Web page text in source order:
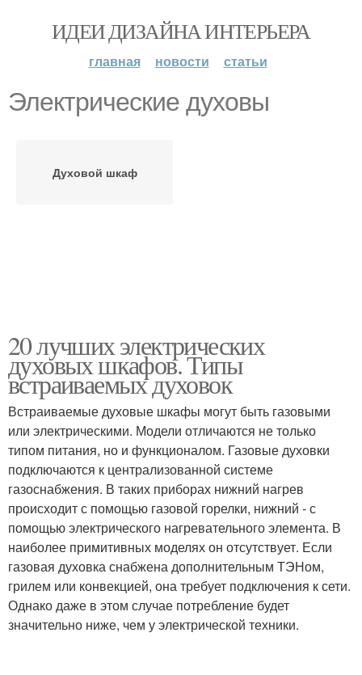
ИДЕИ ДИЗАЙНА ИНТЕРЬЕРА
главная новости статьи
Электрические духовы
Духовой шкаф
20 лучших электрических
духовых шкафов. Типы
встраиваемых духовок
Встраиваемые духовые шкафы могут быть газовыми
или электрическими. Модели отличаются не только
типом питания, но и функционалом. Газовые духовки
подключаются к централизованной системе
газоснабжения. В таких приборах нижний нагрев
происходит с помощью газовой горелки, нижний - с
помощью электрического нагревательного элемента. В
наиболее примитивных моделях он отсутствует. Если
газовая духовка снабжена дополнительным ТЭНом,
грилем или конвекцией, она требует подключения к сети.
Однако даже в этом случае потребление будет
значительно ниже, чем у электрической техники.